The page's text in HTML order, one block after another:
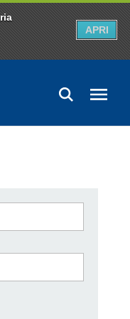
APRI